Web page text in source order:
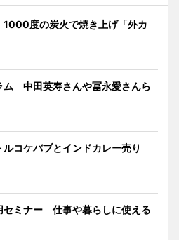
度の炭火で焼き上げ「外カ
ム 中田英寿さんや冨永愛さんら
コケバブとインドカレー売り
セミナー 仕事や暮らしに使える